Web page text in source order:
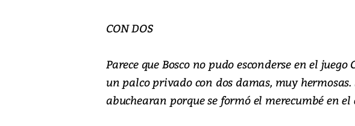
CON DOS
Parece que Bosco no pudo esconderse en el
un palco privado con dos damas, muy hermosas.
abuchearan porque se formó el merecumbé en